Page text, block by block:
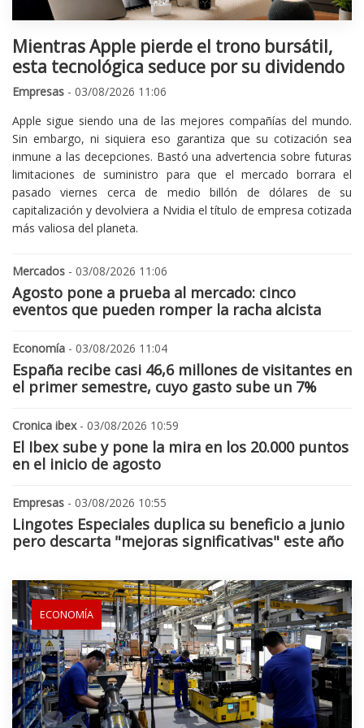
Mientras Apple pierde el trono bursátil,
esta tecnológica seduce por su dividendo
Empresas - 03/08/2026 11:06
Apple sigue siendo una de las mejores compañías del mundo.
Sin embargo, ni siquiera eso garantiza que su cotización sea
inmune a las decepciones. Bastó una advertencia sobre futuras
limitaciones de suministro para que el mercado borrara el
pasado viernes cerca de medio billón de dólares de su
capitalización y devolviera a Nvidia el título de empresa cotizada
más valiosa del planeta.
Mercados - 03/08/2026 11:06
Agosto pone a prueba al mercado: cinco
eventos que pueden romper la racha alcista
Economía - 03/08/2026 11:04
España recibe casi 46,6 millones de visitantes en
el primer semestre, cuyo gasto sube un 7%
Cronica ibex- 03/08/2026 10:59
El Ibex sube y pone la mira en los 20.000 puntos
en el inicio de agosto
Empresas - 03/08/2026 10:55
Lingotes Especiales duplica su beneficio a junio
pero descarta "mejoras significativas" este año
ECONOMÍA